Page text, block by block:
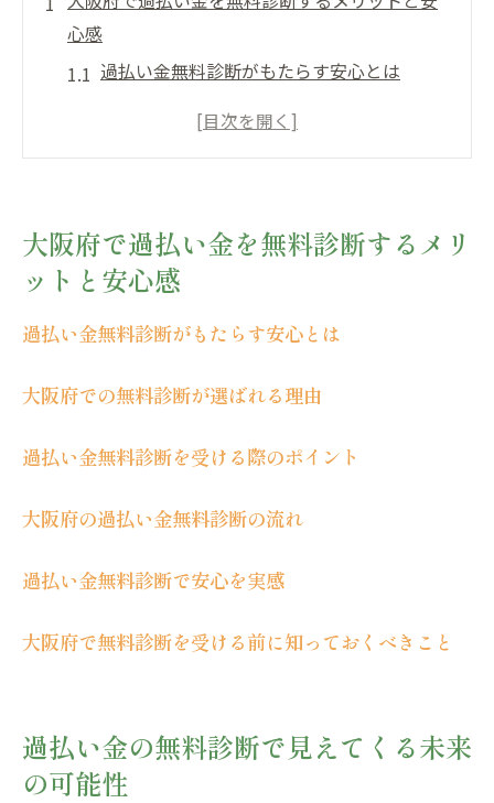
心感
過払い金無料診断がもたらす安心とは
大阪府での無料診断が選ばれる理由
大阪府で無料診断を受ける前に知っておく
べきこと
過払い金の無料診断で見えてくる未来の可能性
過払い金無料診断が示す新たな可能性
未来への希望を過払い金無料診断で見出す
ン
断
大阪府で安心して過払い金を診断するコツ
過払い金無料診断の初歩知識
大阪府で過払い金を無料診断するメリ
ットと安心感
過払い金無料診断がもたらす安心とは
大阪府での無料診断が選ばれる理由
過払い金無料診断を受ける際のポイント
大阪府の過払い金無料診断の流れ
過払い金無料診断で安心を実感
大阪府で無料診断を受ける前に知っておくべきこと
過払い金の無料診断で見えてくる未来
の可能性